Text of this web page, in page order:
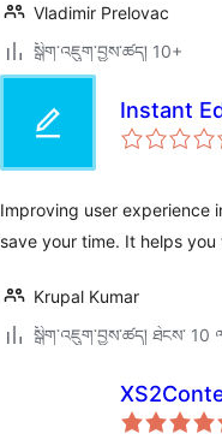
Vladimir Prelovac
སྒྲིག་འཇུག་བྱས་ཚད། 10+
Instant
Improving user experience
save your time. It helps
Krupal Kumar
སྒྲིག་འཇུག་བྱས་ཚད། ཐེངས་ 10